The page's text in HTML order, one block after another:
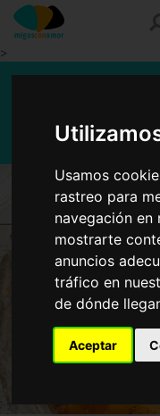
Usamos
rastreo para
navegación en
mostrarte
anuncios
tráfico en
de dónde
Aceptar
>